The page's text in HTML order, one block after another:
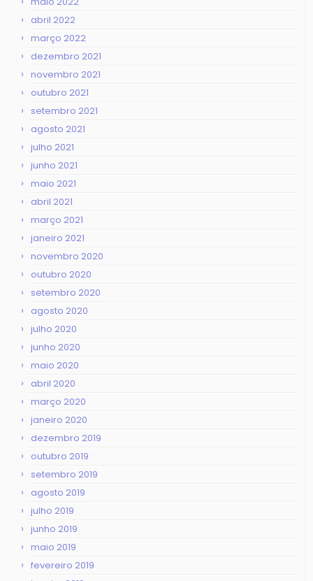
abril 2022
março 2022
dezembro 2021
novembro 2021
outubro 2021
setembro 2021
agosto 2021
julho 2021
junho 2021
maio 2021
abril 2021
março 2021
janeiro 2021
novembro 2020
outubro 2020
setembro 2020
agosto 2020
julho 2020
junho 2020
maio 2020
abril 2020
março 2020
janeiro 2020
dezembro 2019
outubro 2019
setembro 2019
agosto 2019
julho 2019
junho 2019
maio 2019
fevereiro 2019